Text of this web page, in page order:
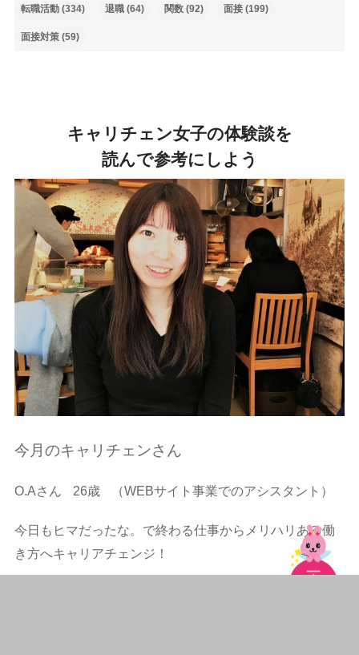
転職活動(334) 退職(64) 関数(92) 面接(199)
面接対策(59)
キャリチェン女子の体験談を
読んで参考にしよう
今月のキャリチェンさん
O.Aさん 26歳 （WEBサイト事業でのアシスタント）
今日もヒマだったな。で終わる仕事からメリハリある働
き方へキャリアチェンジ！